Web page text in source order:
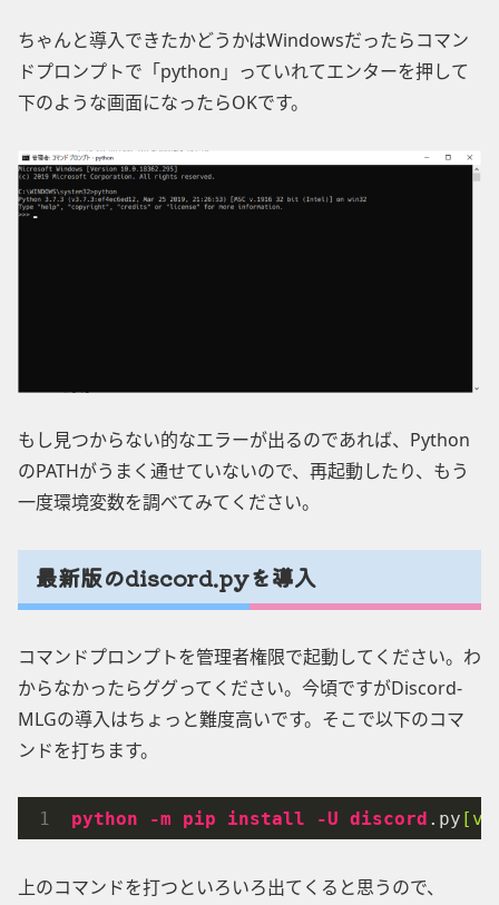
ちゃんと導入できたかどうかはWindowsだったらコマン
ドプロンプトで「python」っていれてエンターを押して
下のような画面になったらOKです。
もし見つからない的なエラーが出るのであれば、Python
のPATHがうまく通せていないので、再起動したり、もう
一度環境変数を調べてみてください。
最新版のdiscord.pyを導入
コマンドプロンプトを管理者権限で起動してください。わ
からなかったらググってください。今頃ですがDiscord-
MLGの導入はちょっと難度高いです。そこで以下のコマ
ンドを打ちます。
python -m pip install -U discord .py
上のコマンドを打つといろいろ出てくると思うので、